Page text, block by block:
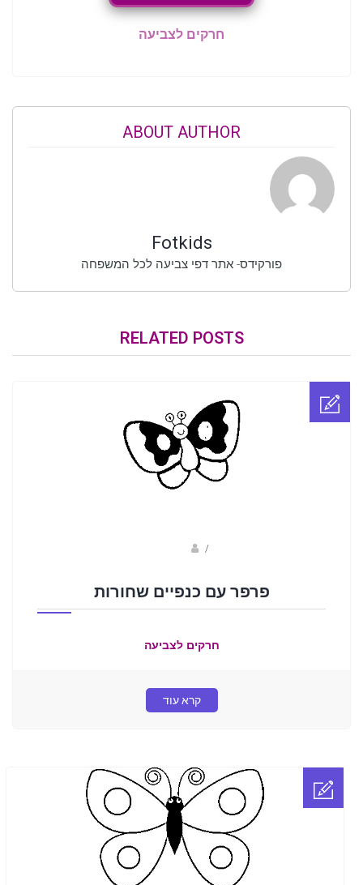
חרקים לצביעה
ABOUT AUTHOR
Fotkids
פורקידס- אתר דפי צביעה לכל המשפחה
RELATED POSTS
/
פרפר עם כנפיים שחורות
חרקים לצביעה
קרא עוד